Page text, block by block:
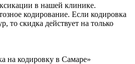
в нашей клинике.
кодирование. Если кодировка
то скидка действует на только
на кодировку в Самаре»